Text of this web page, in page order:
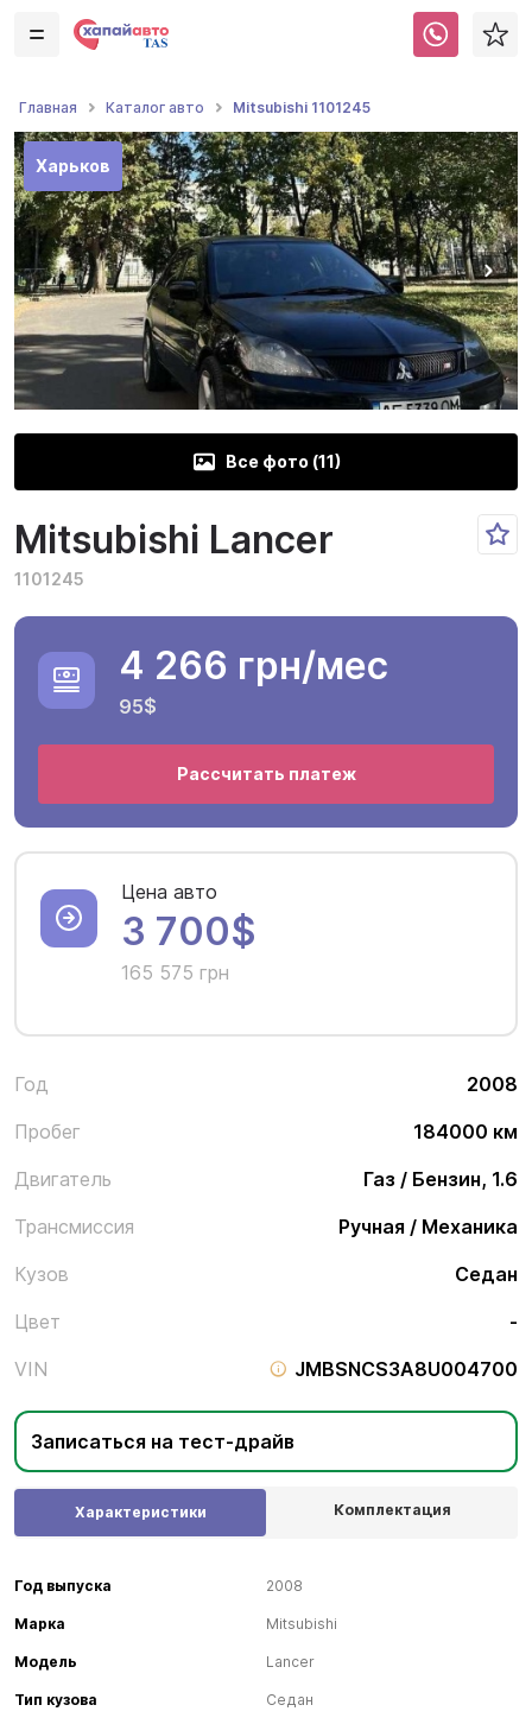
Главная Каталог авто Mitsubishi 1101245
Харьков
Все фото (11)
Mitsubishi Lancer
1101245
Год
2008
Пробег
184000 км
Двигатель
Газ / Бензин, 1.6
Трансмиссия
Ручная / Механика
Кузов
Седан
Цвет
-
VIN
JMBSNCS3A8U004700
Записаться на тест-драйв
4 266 грн/мес
95$
Рассчитать платеж
Цена авто
3 700$
165 575 грн
Характеристики Комплектация
Год выпуска 2008
Марка Mitsubishi
Модель Lancer
Тип кузова Седан